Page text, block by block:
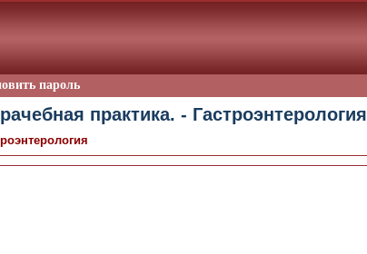
пароль
практика. - Гастроэнтерология